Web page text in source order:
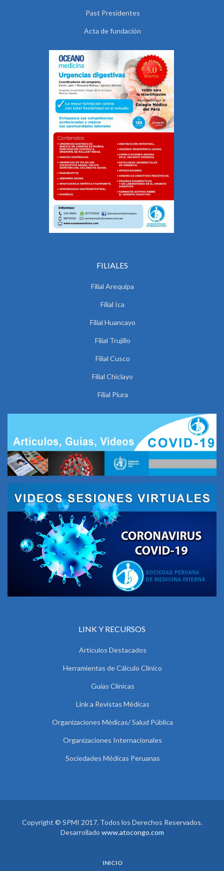
Past Presidentes
Acta de fundación
FILIALES
Filial Arequipa
Filial Ica
Filial Huancayo
Filial Trujillo
Filial Cusco
Filial Chiclayo
Filial Piura
LINK Y RECURSOS
Artículos Destacados
Herramientas de Cálculo Clínico
Guías Clínicas
Link a Revistas Médicas
Organizaciones Médicas/ Salud Pública
Organizaciones Internacionales
Sociedades Médicas Peruanas
Copyright © SPMI 2017. Todos los Derechos Reservados.
Desarrollado www.atocongo.com
INICIO